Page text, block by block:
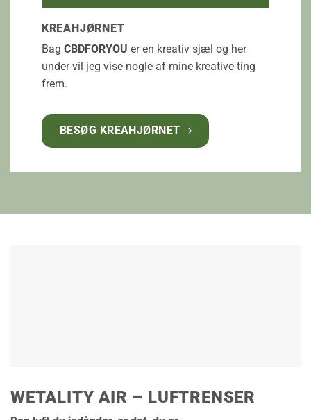
KREAHJØRNET
Bag CBDFORYOU er en kreativ sjæl og her
under vil jeg vise nogle af mine kreative ting
frem.
BESØG KREAHJØRNET
WETALITY AIR – LUFTRENSER